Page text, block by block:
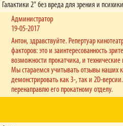
Галактики 2" без вреда для зрения и
Администратор
19-05-2017
Антон, здравствуйте. Репертуар
факторов: это и заинтересованность
возможности прокатчика, и
Мы стараемся учитывать отзывы наших
демонстрировать как 3-, так и 2D-
перенаправлю его прокатному отделу.